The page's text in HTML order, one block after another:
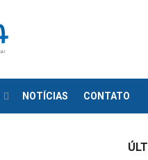
NOTÍCIAS CONTATO